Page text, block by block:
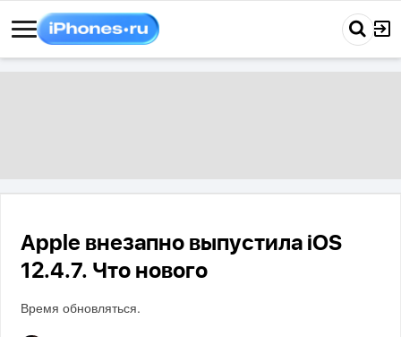
Apple внезапно выпустила iOS
12.4.7. Что нового
Время обновляться.